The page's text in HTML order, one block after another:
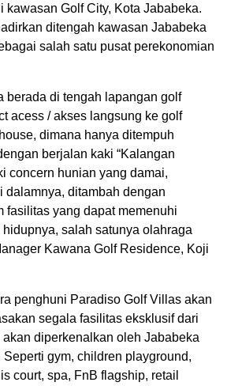
kawasan Golf City, Kota Jababeka.
ditengah kawasan Jababeka
salah satu pusat perekonomian
berada di tengah lapangan golf
acess / akses langsung ke golf
dimana hanya ditempuh
berjalan kaki “Kalangan
concern hunian yang damai,
dalamnya, ditambah dengan
fasilitas yang dapat memenuhi
salah satunya olahraga
Kawana Golf Residence, Koji
penghuni Paradiso Golf Villas akan
segala fasilitas eksklusif dari
akan diperkenalkan oleh Jababeka
gym, children playground,
court, spa, FnB flagship, retail